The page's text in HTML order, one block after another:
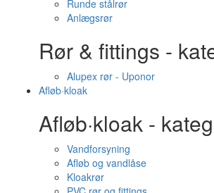
Runde stålrør
Anlægsrør
Rør & fittings -
Alupex rør - Uponor
Afløb·kloak
Afløb·kloak -
Vandforsyning
Afløb og vandlåse
Kloakrør